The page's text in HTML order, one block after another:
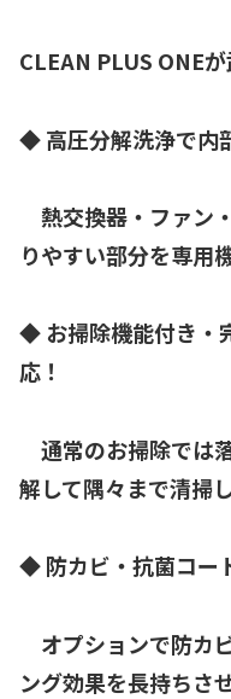
CLEAN PLUS ONE
◆ 高圧分解洗浄で内
熱交換器・ファン
りやすい部分を専用
◆ お掃除機能付き・
応！
通常のお掃除では
解して隅々まで清掃し
◆ 防カビ・抗菌コー
オプションで防カ
ング効果を長持ちさせ